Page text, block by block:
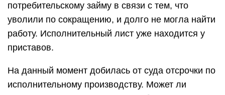
потребительскому займу в связи с тем, что
уволили по сокращению, и долго не могла найти
работу. Исполнительный лист уже находится у
приставов.
На данный момент добилась от суда отсрочки по
исполнительному производству. Может ли